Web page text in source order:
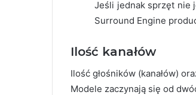
Jeśli jednak sprzęt nie
Surround Engine
Ilość kanałów
Ilość głośników (kanałów)
Modele zaczynają się od